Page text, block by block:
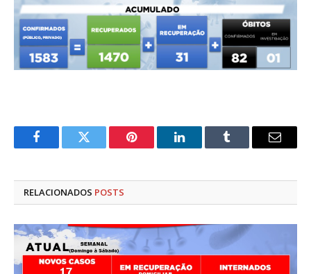
FacebookTwitter Pinterest LinkedInTumblr
E-
RELACIONADOS POSTS